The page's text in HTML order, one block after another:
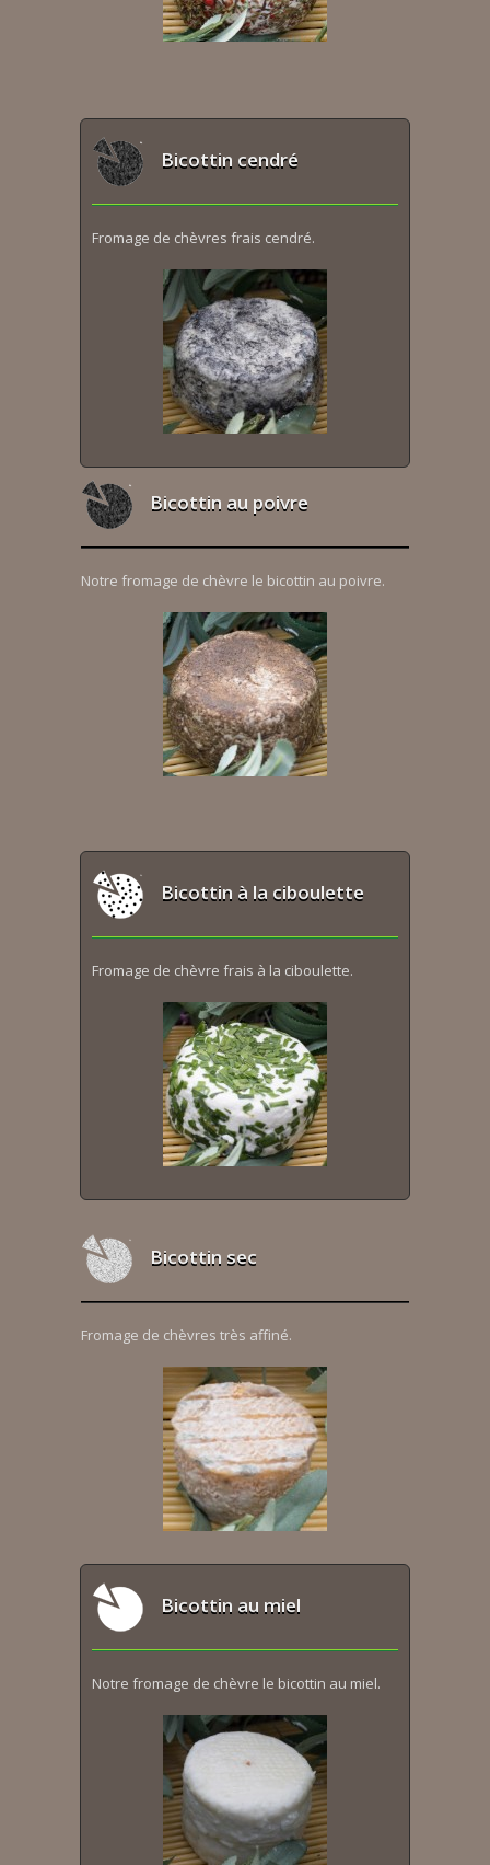
Bicottin cendré
Fromage de chèvres frais cendré.
Bicottin au poivre
Notre fromage de chèvre le bicottin au poivre.
Bicottin à la ciboulette
Fromage de chèvre frais à la ciboulette.
Bicottin sec
Fromage de chèvres très affiné.
Bicottin au miel
Notre fromage de chèvre le bicottin au miel.